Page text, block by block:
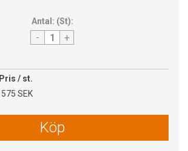
Antal: (St):
- +
Pris / st.
575 SEK
Köp